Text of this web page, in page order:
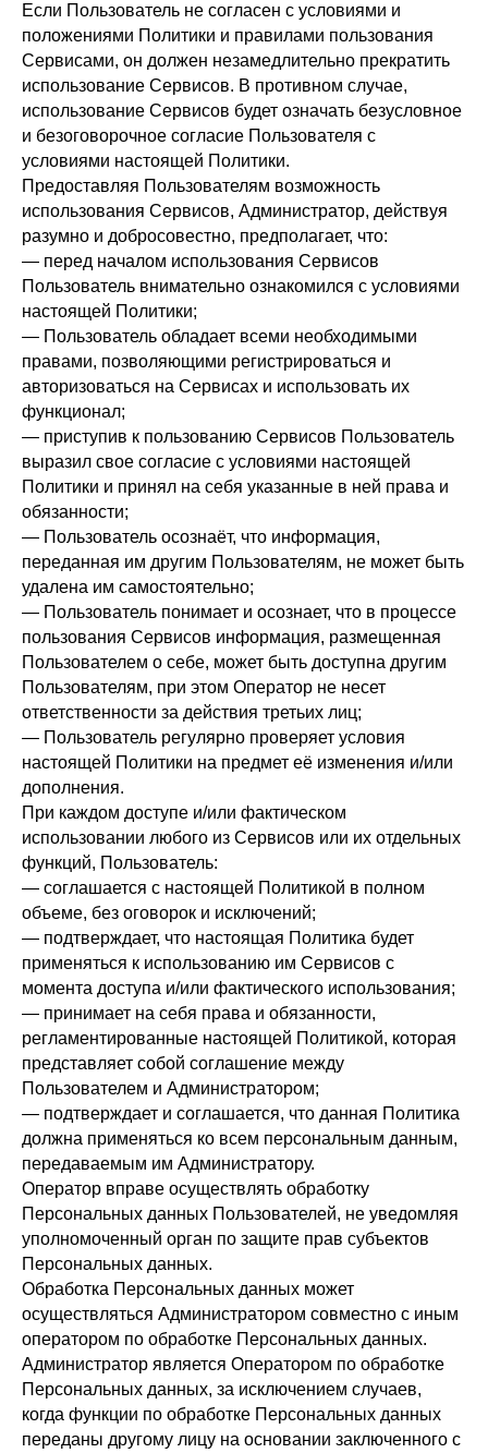
Если Пользователь не согласен с условиями и
положениями Политики и правилами пользования
Сервисами, он должен незамедлительно прекратить
использование Сервисов. В противном случае,
использование Сервисов будет означать безусловное
и безоговорочное согласие Пользователя с
условиями настоящей Политики.
Предоставляя Пользователям возможность
использования Сервисов, Администратор, действуя
разумно и добросовестно, предполагает, что:
— перед началом использования Сервисов
Пользователь внимательно ознакомился с условиями
настоящей Политики;
— Пользователь обладает всеми необходимыми
правами, позволяющими регистрироваться и
авторизоваться на Сервисах и использовать их
функционал;
— приступив к пользованию Сервисов Пользователь
выразил свое согласие с условиями настоящей
Политики и принял на себя указанные в ней права и
обязанности;
— Пользователь осознаёт, что информация,
переданная им другим Пользователям, не может быть
удалена им самостоятельно;
— Пользователь понимает и осознает, что в процессе
пользования Сервисов информация, размещенная
Пользователем о себе, может быть доступна другим
Пользователям, при этом Оператор не несет
ответственности за действия третьих лиц;
— Пользователь регулярно проверяет условия
настоящей Политики на предмет её изменения и/или
дополнения.
При каждом доступе и/или фактическом
использовании любого из Сервисов или их отдельных
функций, Пользователь:
— соглашается с настоящей Политикой в полном
объеме, без оговорок и исключений;
— подтверждает, что настоящая Политика будет
применяться к использованию им Сервисов с
момента доступа и/или фактического использования;
— принимает на себя права и обязанности,
регламентированные настоящей Политикой, которая
представляет собой соглашение между
Пользователем и Администратором;
— подтверждает и соглашается, что данная Политика
должна применяться ко всем персональным данным,
передаваемым им Администратору.
Оператор вправе осуществлять обработку
Персональных данных Пользователей, не уведомляя
уполномоченный орган по защите прав субъектов
Персональных данных.
Обработка Персональных данных может
осуществляться Администратором совместно с иным
оператором по обработке Персональных данных.
Администратор является Оператором по обработке
Персональных данных, за исключением случаев,
когда функции по обработке Персональных данных
переданы другому лицу на основании заключенного с